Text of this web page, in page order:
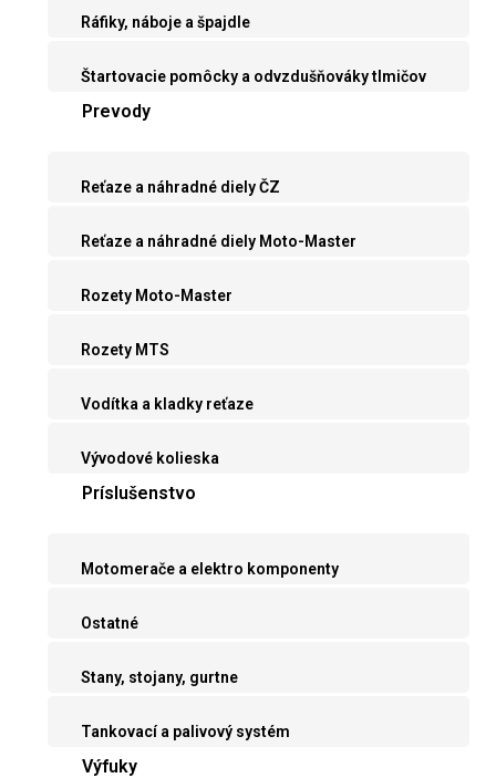
Ráfiky, náboje a špajdle
Štartovacie pomôcky a odvzdušňováky tlmičov
Prevody
Reťaze a náhradné diely ČZ
Reťaze a náhradné diely Moto-Master
Rozety Moto-Master
Rozety MTS
Vodítka a kladky reťaze
Vývodové kolieska
Príslušenstvo
Motomerače a elektro komponenty
Ostatné
Stany, stojany, gurtne
Tankovací a palivový systém
Výfuky